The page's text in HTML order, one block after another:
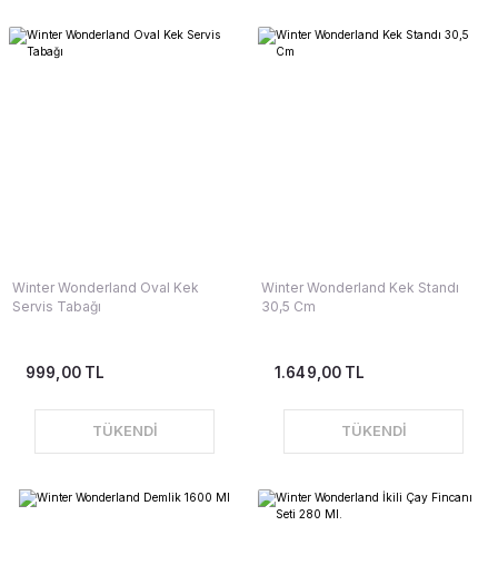
Winter Wonderland Oval Kek
Servis Tabağı
999,00 TL
TÜKENDİ
Winter Wonderland Kek Standı
30,5 Cm
1.649,00 TL
TÜKENDİ